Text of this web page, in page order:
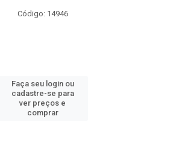
Código: 14946
Faça seu login ou
cadastre-se para
ver preços e
comprar